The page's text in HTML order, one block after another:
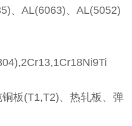
AL(6063)、AL(5052)
板(T1,T2)、热轧板、弹